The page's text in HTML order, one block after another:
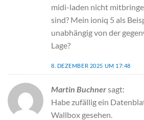
midi-laden nicht
sind? Mein ioniq 5 als
unabhängig von der
Lage?
8. DEZEMBER 2025 UM 17:48
Martin Buchnersagt:
Habe zufällig ein
Wallbox gesehen.